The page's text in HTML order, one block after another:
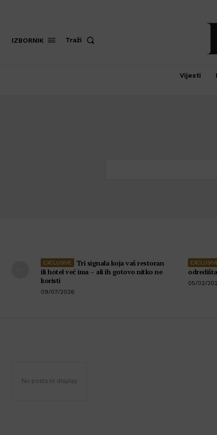
IZBORNIK Traži
Vijesti
Tri signala koja vaš restoran
ili hotel već ima – ali ih gotovo nitko ne
koristi
09/07/2026
05/02/
No posts to display